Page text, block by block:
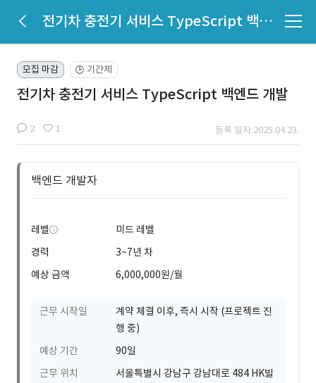
전기차 충전기 서비스 TypeScript 백엔드 개발
모집 마감 🕒 기간제
전기차 충전기 서비스 TypeScript 백엔드 개발
2 1 등록 일자 2025.04.23.
백엔드 개발자
레벨
미드 레벨
경력
3~7년 차
예상 금액
6,000,000원/월
근무 시작일
계약 체결 이후, 즉시 시작 (프로젝트 진
행 중)
예상 기간
90일
근무 위치
서울특별시 강남구 강남대로 484 HK빌